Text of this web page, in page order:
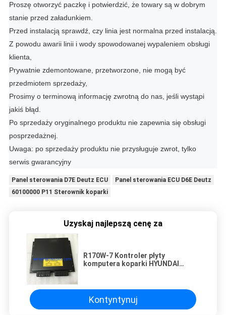
Proszę otworzyć paczkę i potwierdzić, że towary są w dobrym
stanie przed załadunkiem.
Przed instalacją sprawdź, czy linia jest normalna przed instalacją.
Z powodu awarii linii i wody spowodowanej wypaleniem obsługi
klienta,
Prywatnie zdemontowane, przetworzone, nie mogą być
przedmiotem sprzedaży,
Prosimy o terminową informację zwrotną do nas, jeśli wystąpi
jakiś błąd.
Po sprzedaży oryginalnego produktu nie zapewnia się obsługi
posprzedażnej.
Uwaga: po sprzedaży produktu nie przysługuje zwrot, tylko
serwis gwarancyjny
Panel sterowania D7E Deutz ECU
Panel sterowania ECU D6E Deutz
60100000 P11 Sterownik koparki
Uzyskaj najlepszą cenę za
R170W-7 Kontroler płyty
komputera koparki HYUNDAI
Kontyntynuj